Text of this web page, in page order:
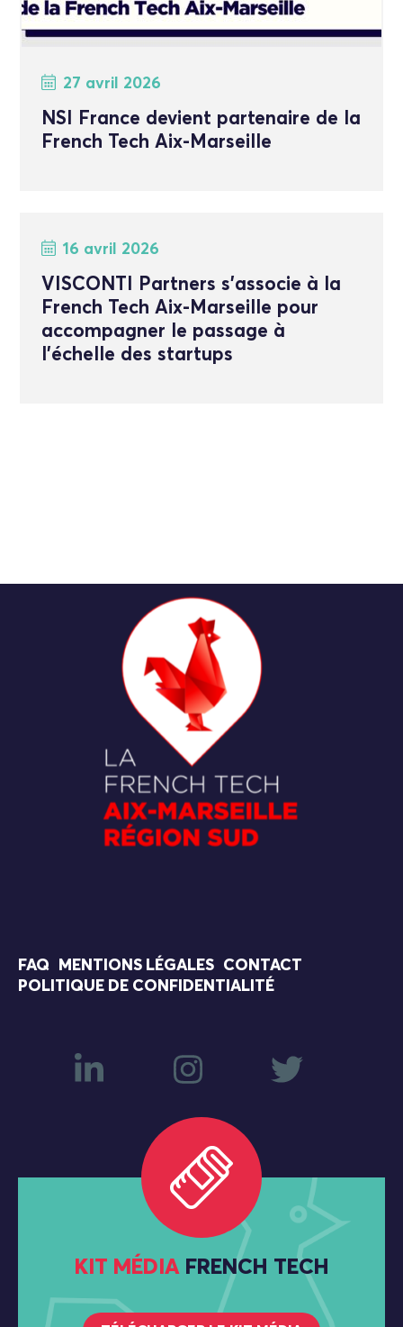
27 avril 2026
NSI France devient partenaire de la
French Tech Aix-Marseille
16 avril 2026
VISCONTI Partners s’associe à la
French Tech Aix-Marseille pour
accompagner le passage à
l’échelle des startups
FAQ MENTIONS LÉGALES
CONTACT
POLITIQUE DE CONFIDENTIALITÉ
KIT MÉDIA FRENCH TECH